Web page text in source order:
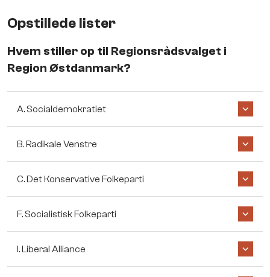
Opstillede lister
Hvem stiller op til Regionsrådsvalget i
Region Østdanmark?
A. Socialdemokratiet
B. Radikale Venstre
C. Det Konservative Folkeparti
F. Socialistisk Folkeparti
I. Liberal Alliance